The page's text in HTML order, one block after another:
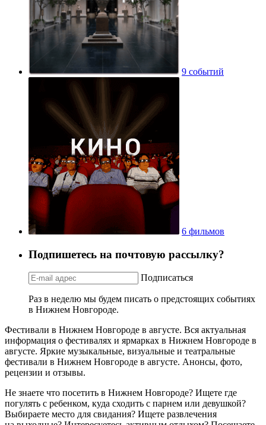
9 событий
6 фильмов
Подпишетесь на почтовую рассылку?
Подписаться
Раз в неделю мы будем писать о предстоящих событиях
в Нижнем Новгороде.
Фестивали в Нижнем Новгороде в августе. Вся актуальная
информация о фестивалях и ярмарках в Нижнем Новгороде в
августе. Яркие музыкальные, визуальные и театральные
фестивали в Нижнем Новгороде в августе. Анонсы, фото,
рецензии и отзывы.
Не знаете что посетить в Нижнем Новгороде? Ищете где
погулять с ребенком, куда сходить с парнем или девушкой?
Выбираете место для свидания? Ищете развлечения